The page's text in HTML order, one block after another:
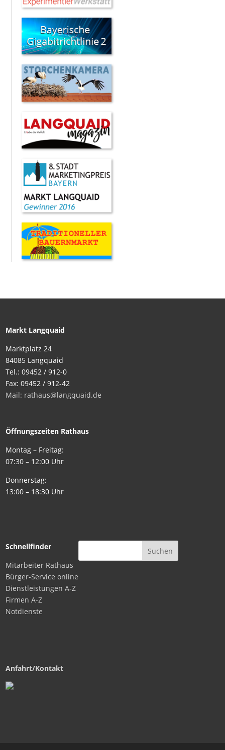
Markt Langquaid
Marktplatz 24
84085 Langquaid
Tel.: 09452 / 912-0
Fax: 09452 / 912-42
Mail: rathaus@langquaid.de
Öffnungszeiten Rathaus
Montag – Freitag:
07:30 – 12:00 Uhr
Donnerstag:
13:00 – 18:30 Uhr
Schnellfinder
Mitarbeiter Rathaus
Bürger-Service online
Dienstleistungen A-Z
Firmen A-Z
Notdienste
Anfahrt/Kontakt